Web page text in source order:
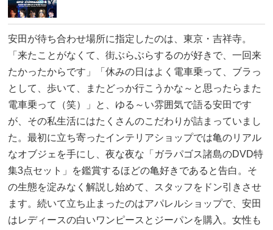
安田が待ち合わせ場所に指定したのは、東京・吉祥寺。
「来たことがなくて、街ぶらぶらするのが好きで、一回来
たかったからです」「休みの日はよく電車乗って、ブラっ
として、歩いて、またどっか行こうかな～と思ったらまた
電車乗って（笑）」と、ゆる～い雰囲気で語る安田です
が、その私生活にはたくさんのこだわりが詰まっていまし
た。最初に立ち寄ったインテリアショップでは亀のリアル
なオブジェを手にし、夜な夜な「ガラパゴス諸島のDVD特
集3点セット」を鑑賞するほどの亀好きであると告白。そ
の生態を淀みなく解説し始めて、スタッフをドン引きさせ
ます。続いて立ち止まったのはアパレルショップで、安田
はレディースの白いワンピースとジーパンを購入。女性も